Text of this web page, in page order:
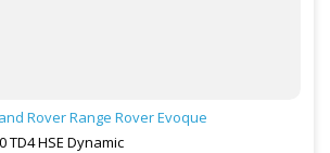
RoverRange Rover Evoque
TD4 HSE Dynamic